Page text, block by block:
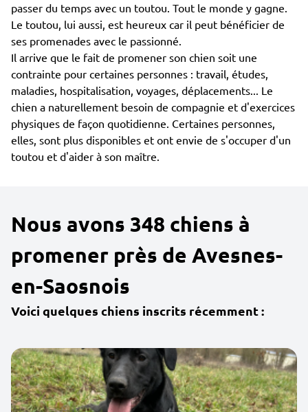
passer du temps avec un toutou. Tout le monde y gagne.
Le toutou, lui aussi, est heureux car il peut bénéficier de
ses promenades avec le passionné.
Il arrive que le fait de promener son chien soit une
contrainte pour certaines personnes : travail, études,
maladies, hospitalisation, voyages, déplacements... Le
chien a naturellement besoin de compagnie et d'exercices
physiques de façon quotidienne. Certaines personnes,
elles, sont plus disponibles et ont envie de s'occuper d'un
toutou et d'aider à son maître.
Nous avons 348 chiens à
promener près de Avesnes-
en-Saosnois
Voici quelques chiens inscrits récemment :